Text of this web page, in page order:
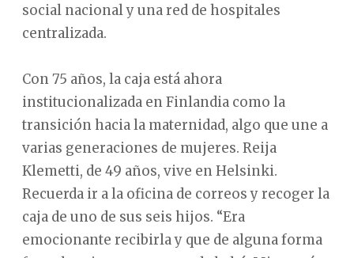
social nacional y una red de hospitales
centralizada.
Con 75 años, la caja está ahora
institucionalizada en Finlandia como la
transición hacia la maternidad, algo que une a
varias generaciones de mujeres. Reija
Klemetti, de 49 años, vive en Helsinki.
Recuerda ir a la oficina de correos y recoger la
caja de uno de sus seis hijos. “Era
emocionante recibirla y que de alguna forma